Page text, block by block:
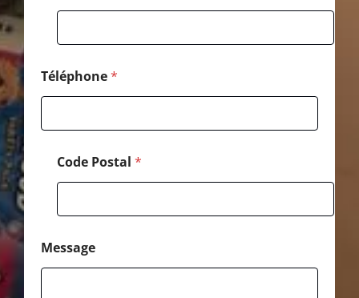
Téléphone*
Code Postal *
Message